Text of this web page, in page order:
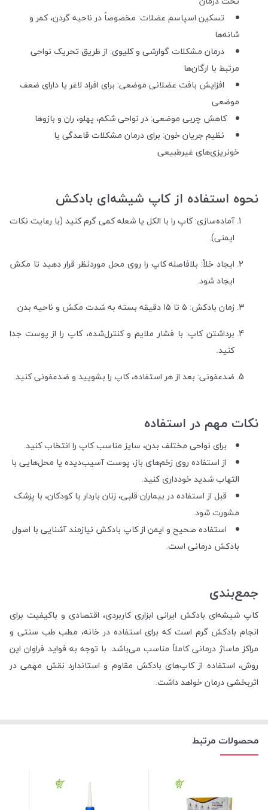
تسکین اسپاسم عضلات: مخصوصاً در ناحیه گردن، کمر و
شانه‌ها
درمان مشکلات گوارشی و کلیوی: از طریق تحریک نواحی
مرتبط با ارگان‌ها
افزایش بافت عضلانی موضعی: برای افراد لاغر یا دارای ضعف
موضعی
کاهش چربی موضعی: در نواحی شکم، پهلو، ران و بازوها
نظیم جریان خون: برای درمان مشکلات قاعدگی یا
خونریزی‌های غیرطبیعی
نحوه استفاده از کاپ شیشه‌ای بادکش
آماده‌سازی: کاپ را با الکل یا شعله کمی گرم کنید (با رعایت نکات
ایمنی).
ایجاد خلأ: بلافاصله کاپ را روی محل موردنظر قرار دهید تا مکش
ایجاد شود.
زمان بادکش: ۵ تا ۱۵ دقیقه بسته به شدت مکش و ناحیه بدن
برداشتن کاپ: با فشار ملایم و کنترل‌شده، کاپ را از پوست جدا
کنید.
ضدعفونی: بعد از هر استفاده، کاپ را بشویید و ضدعفونی کنید.
نکات مهم در استفاده
برای نواحی مختلف بدن، سایز مناسب کاپ را انتخاب کنید.
از استفاده روی زخم‌های باز، پوست آسیب‌دیده یا محل‌هایی با
التهاب شدید خودداری کنید.
قبل از استفاده در بیماران قلبی، زنان باردار یا کودکان، با پزشک
مشورت شود.
استفاده صحیح و ایمن از کاپ بادکش نیازمند آشنایی با اصول
بادکش درمانی است.
جمع‌بندی
کاپ شیشه‌ای بادکش ایرانی ابزاری کاربردی، اقتصادی و باکیفیت برای
انجام بادکش گرم است که برای استفاده در خانه، مطب طب سنتی و
مراکز ماساژ درمانی کاملاً مناسب می‌باشد. با توجه به فواید فراوان این
روش، استفاده از کاپ‌های بادکش مقاوم و استاندارد نقش مهمی در
اثربخشی درمان خواهد داشت.
محصولات مرتبط